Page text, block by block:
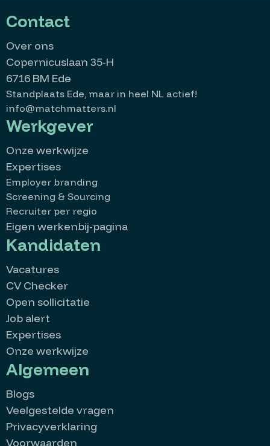
Contact
Over ons
Copernicuslaan 35-H
6716 BM Ede
Standplaats Ede, maar in heel NL actief!
info@matchmatters.nl
Werkgever
Onze werkwijze
Expertises
Employer branding
Screening & Sourcing
Recruiter per regio
Eigen werkenbij-pagina
Kandidaten
Vacatures
CV Checker
Open sollicitatie
Job alert
Expertises
Onze werkwijze
Algemeen
Blogs
Veelgestelde vragen
Privacyverklaring
Voorwaarden